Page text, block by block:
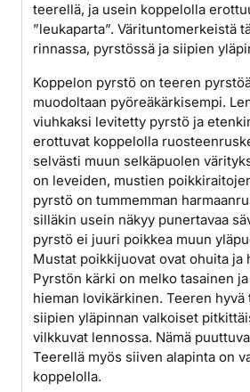
teerellä, ja usein koppelolla
”leukaparta”. Värituntomerkeistä
rinnassa, pyrstössä ja siipien
Koppelon pyrstö on teeren
muodoltaan pyöreäkärkisempi.
viuhkaksi levitetty pyrstö ja
erottuvat koppelolla
selvästi muun selkäpuolen
on leveiden, mustien
pyrstö on tummemman
silläkin usein näkyy punertavaa
pyrstö ei juuri poikkea muun
Mustat poikkijuovat ovat ohuita ja
Pyrstön kärki on melko tasainen
hieman lovikärkinen. Teeren
siipien yläpinnan valkoiset
vilkkuvat lennossa. Nämä
Teerellä myös siiven alapinta on
koppelolla.